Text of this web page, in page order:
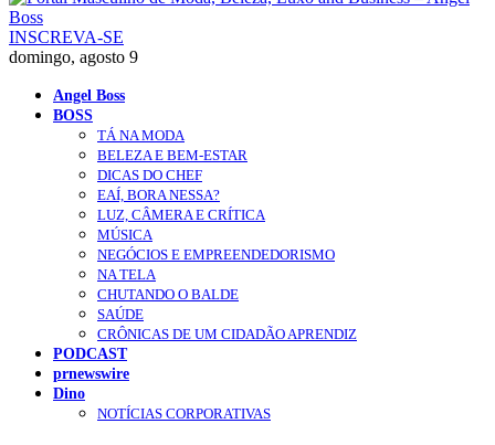
INSCREVA-SE
domingo, agosto 9
Angel Boss
BOSS
TÁ NA MODA
BELEZA E BEM-ESTAR
DICAS DO CHEF
EAÍ, BORA NESSA?
LUZ, CÂMERA E CRÍTICA
MÚSICA
NEGÓCIOS E EMPREENDEDORISMO
NA TELA
CHUTANDO O BALDE
SAÚDE
CRÔNICAS DE UM CIDADÃO APRENDIZ
PODCAST
prnewswire
Dino
NOTÍCIAS CORPORATIVAS